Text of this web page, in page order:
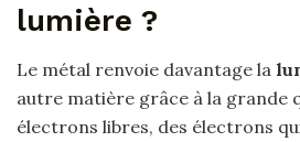
lumière ?
Le métal renvoie davantage la
autre matière grâce à la grande
électrons libres, des électrons